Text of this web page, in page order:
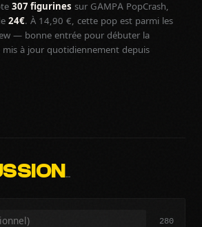
307 figurines sur GAMPA PopCrash,
24€. À 14,90 €, cette pop est parmi les
— bonne entrée pour débuter la
à jour quotidiennement depuis
…
280